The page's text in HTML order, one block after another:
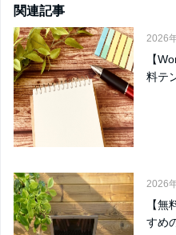
関連記事
2026
【
料テ
2026
【
すめ